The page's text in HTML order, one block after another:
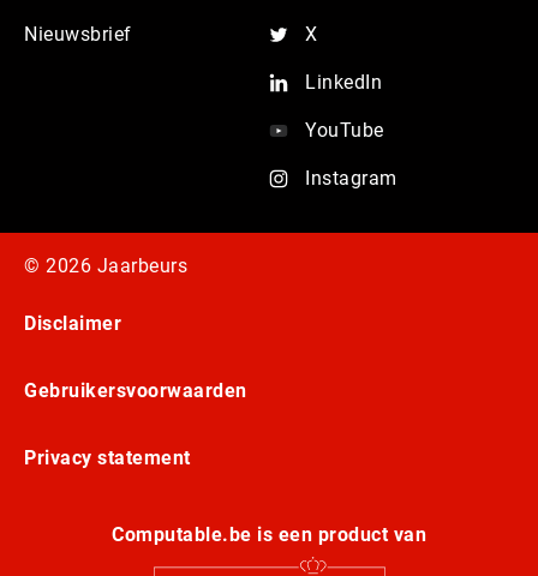
Nieuwsbrief X
LinkedIn
YouTube
Instagram
© 2026 Jaarbeurs
Disclaimer
Gebruikersvoorwaarden
Privacy statement
Computable.be is een product van